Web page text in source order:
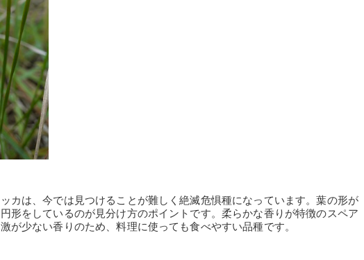
カは、今では見つけることが難しく絶滅危惧種になっています。葉の形が
形をしているのが見分け方のポイントです。柔らかな香りが特徴のスペア
が少ない香りのため、料理に使っても食べやすい品種です。